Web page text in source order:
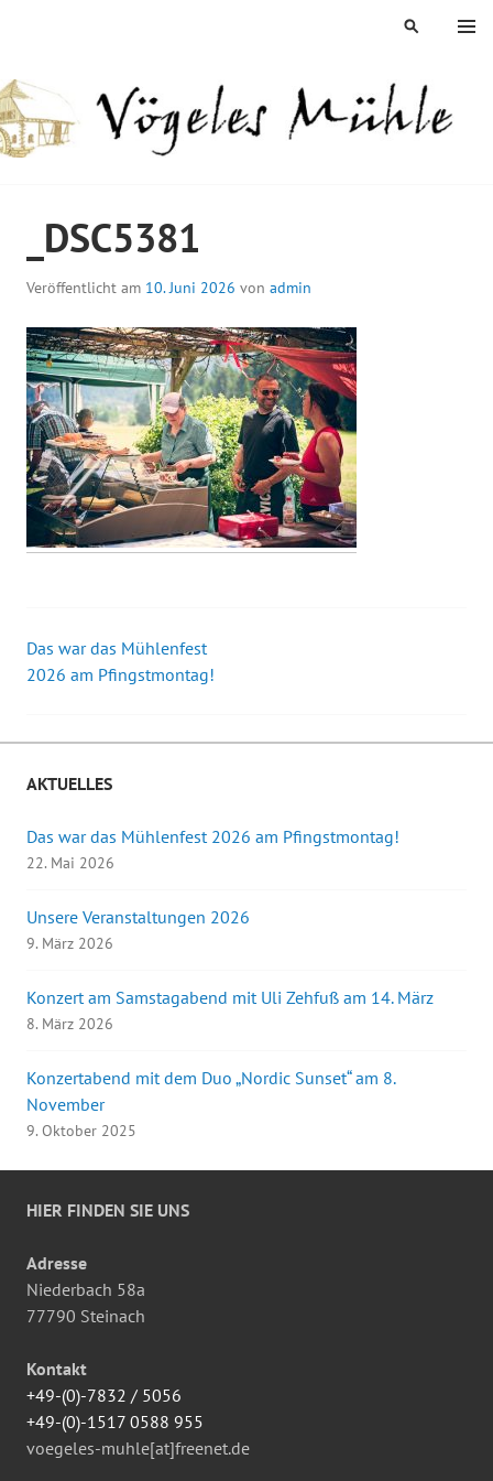
MENÜ
SUCHEN
_DSC5381
Veröffentlicht am 10. Juni 2026 von admin
Beitrags-
Das war das Mühlenfest
2026 am Pfingstmontag!
AKTUELLES
Das war das Mühlenfest 2026 am Pfingstmontag!
22. Mai 2026
Unsere Veranstaltungen 2026
9. März 2026
Konzert am Samstagabend mit Uli Zehfuß am 14. März
8. März 2026
Konzertabend mit dem Duo „Nordic Sunset“ am 8.
November
9. Oktober 2025
HIER FINDEN SIE UNS
Adresse
Niederbach 58a
77790 Steinach
Kontakt
+49-(0)-7832 / 5056
+49-(0)-1517 0588 955
voegeles-muhle[at]freenet.de